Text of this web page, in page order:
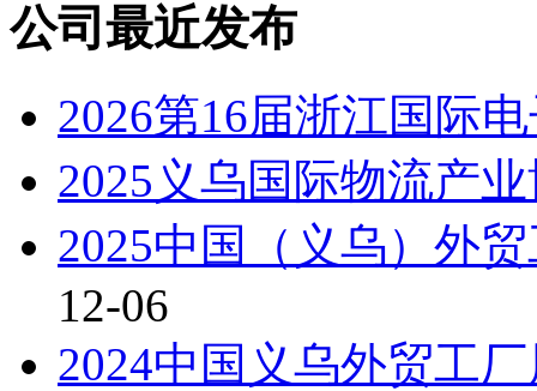
公司最近发布
2026第16届浙江国际
2025义乌国际物流产
2025中国（义乌）外
12-06
2024中国义乌外贸工